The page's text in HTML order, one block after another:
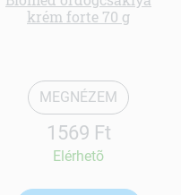
krém forte 70 g
MEGNÉZEM
1569 Ft
Elérhetõ